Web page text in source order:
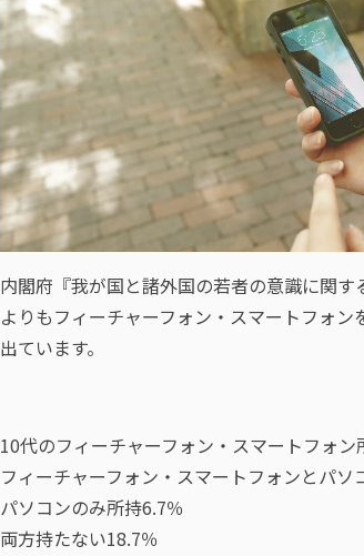
内閣府『我が国と諸外国の若者の意識に関
よりもフィーチャーフォン・スマートフォ
出ています。
10代のフィーチャーフォン・スマートフォン
フィーチャーフォン・スマートフォンとパ
パソコンのみ所持6.7％
両方持たない18.7％